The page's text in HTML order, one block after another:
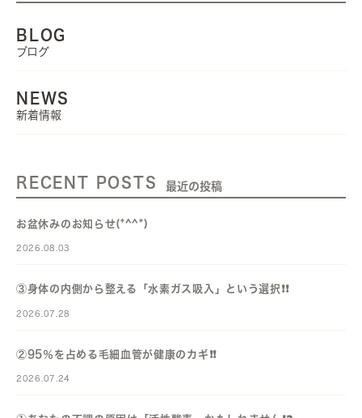
BLOG
ブログ
NEWS
新着情報
RECENT POSTS 最近の投稿
お盆休みのお知らせ(*^^*)
2026.08.03
③身体の内側から整える「水素ガス吸入」という選択❗️❗️
2026.07.28
②95％を占める毛細血管が健康のカギ❗️❗️
2026.07.24